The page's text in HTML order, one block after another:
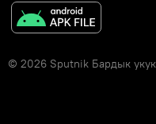
© 2026 Sputnik Бардык